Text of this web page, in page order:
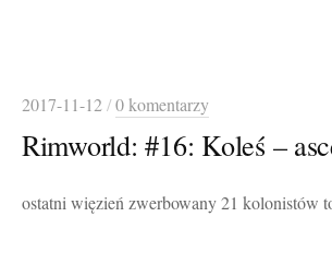
2017-11-12/0 komentarzy
Rimworld: #16: Koleś –
ostatni więzień zwerbowany 21 kolonistów